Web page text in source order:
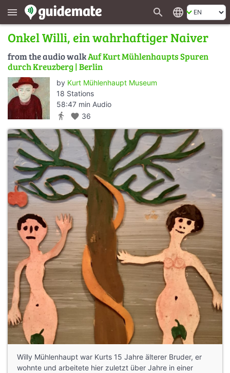
menu search language
Onkel Willi, ein wahrhaftiger Naiver
from the audio walkAuf Kurt Mühlenhaupts Spuren
durch Kreuzberg | Berlin
by Kurt Mühlenhaupt Museum
18 Stations
58:47 min Audio
directions_walk favorite 36
Willy Mühlenhaupt war Kurts 15 Jahre älterer Bruder, er
wohnte und arbeitete hier zuletzt über Jahre in einer